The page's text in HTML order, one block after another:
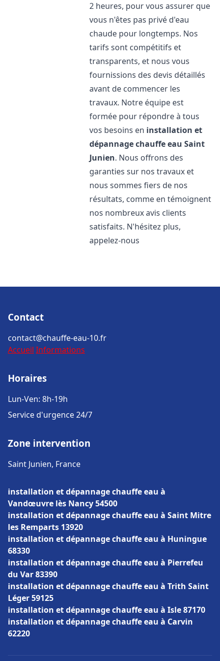
2 heures, pour vous assurer que
vous n'êtes pas privé d'eau
chaude pour longtemps. Nos
tarifs sont compétitifs et
transparents, et nous vous
fournissions des devis détaillés
avant de commencer les
travaux. Notre équipe est
formée pour répondre à tous
vos besoins en installation et
dépannage chauffe eau Saint
Junien. Nous offrons des
garanties sur nos travaux et
nous sommes fiers de nos
résultats, comme en témoignent
nos nombreux avis clients
satisfaits. N'hésitez plus,
appelez-nous
Contact
contact@chauffe-eau-10.fr
Accueil Informations
Horaires
Lun-Ven: 8h-19h
Service d'urgence 24/7
Zone intervention
Saint Junien, France
installation et dépannage chauffe eau à
Vandœuvre lès Nancy 54500
installation et dépannage chauffe eau à Saint Mitre
les Remparts 13920
installation et dépannage chauffe eau à Huningue
68330
installation et dépannage chauffe eau à Pierrefeu
du Var 83390
installation et dépannage chauffe eau à Trith Saint
Léger 59125
installation et dépannage chauffe eau à Isle 87170
installation et dépannage chauffe eau à Carvin
62220